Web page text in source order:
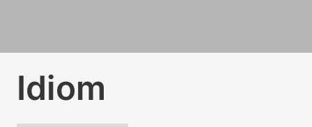
Idiom